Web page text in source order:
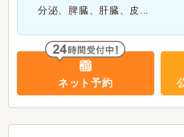
分泌、脾臓、肝臓、皮...
ネット予約